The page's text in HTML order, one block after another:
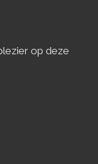
op deze